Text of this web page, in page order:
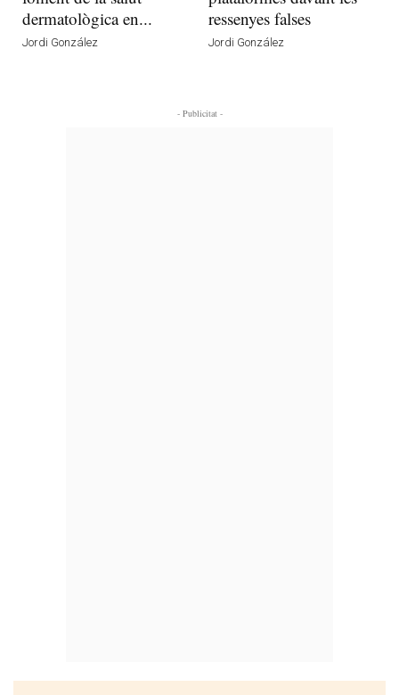
dermatològica en...
Jordi González
ressenyes falses
Jordi González
- Publicitat -